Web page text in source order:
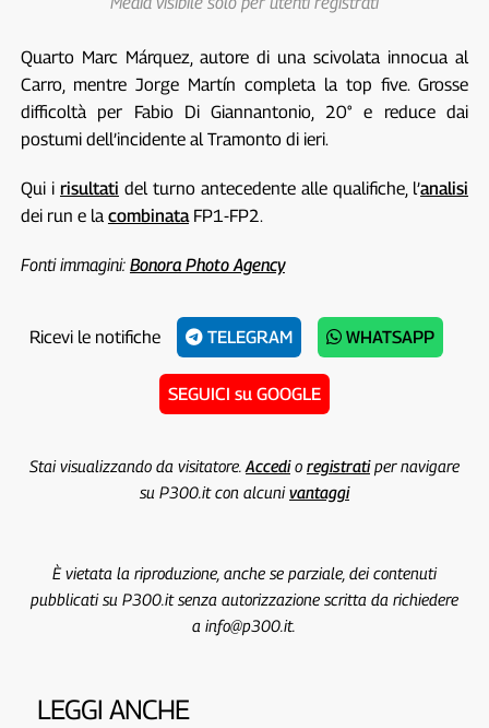
Quarto Marc Márquez, autore di una scivolata innocua al
Carro, mentre Jorge Martín completa la top five. Grosse
difficoltà per Fabio Di Giannantonio, 20° e reduce dai
postumi dell’incidente al Tramonto di ieri.
Qui i risultati del turno antecedente alle qualifiche, l’analisi
dei run e la combinataFP1-FP2.
Fonti immagini: Bonora Photo Agency
Ricevi le notifiche TELEGRAM WHATSAPP
SEGUICI su GOOGLE
Stai visualizzando da visitatore. Accedio registratiper navigare
su P300.it con alcunivantaggi
È vietata la riproduzione, anche se parziale, dei contenuti
pubblicati su P300.it senza autorizzazione scritta da richiedere
a info@p300.it.
LEGGI ANCHE